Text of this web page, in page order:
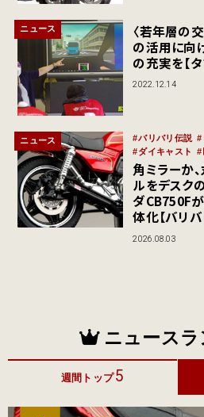
ニュース
〈若年層の
の活用に向
の充実を【
2022.12.14
ニュース バリバリ伝説
ダイキャスト
角ミラーか
ルをデスク
ダCB750F
体化【バリバ
2026.08.03
ニュース
週間トップ5